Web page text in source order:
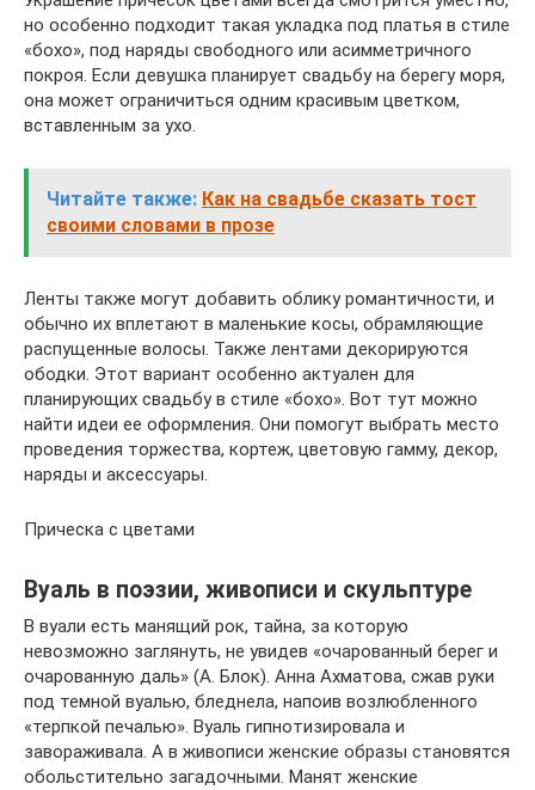
но особенно подходит такая укладка под платья в стиле
«бохо», под наряды свободного или асимметричного
покроя. Если девушка планирует свадьбу на берегу моря,
она может ограничиться одним красивым цветком,
вставленным за ухо.
Читайте также: Как на свадьбе сказать тост
своими словами в прозе
Ленты также могут добавить облику романтичности, и
обычно их вплетают в маленькие косы, обрамляющие
распущенные волосы. Также лентами декорируются
ободки. Этот вариант особенно актуален для
планирующих свадьбу в стиле «бохо». Вот тут можно
найти идеи ее оформления. Они помогут выбрать место
проведения торжества, кортеж, цветовую гамму, декор,
наряды и аксессуары.
Прическа с цветами
Вуаль в поэзии, живописи и скульптуре
В вуали есть манящий рок, тайна, за которую
невозможно заглянуть, не увидев «очарованный берег и
очарованную даль» (А. Блок). Анна Ахматова, сжав руки
под темной вуалью, бледнела, напоив возлюбленного
«терпкой печалью». Вуаль гипнотизировала и
завораживала. А в живописи женские образы становятся
обольстительно загадочными. Манят женские